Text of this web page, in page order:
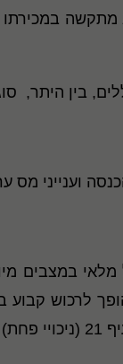
מתקשה
בין היתר,
וענייני מס
לרכוש